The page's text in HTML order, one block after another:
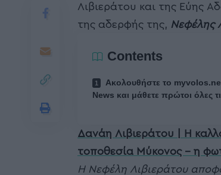
Λιβιεράτου και της Εύης
της αδερφής της, Νεφέλης
Contents
Ακολουθήστε το
News και μάθετε πρώτοι όλες
Δανάη Λιβιεράτου | Η
τοποθεσία Μύκονος – η
Η Νεφέλη Λιβιεράτου